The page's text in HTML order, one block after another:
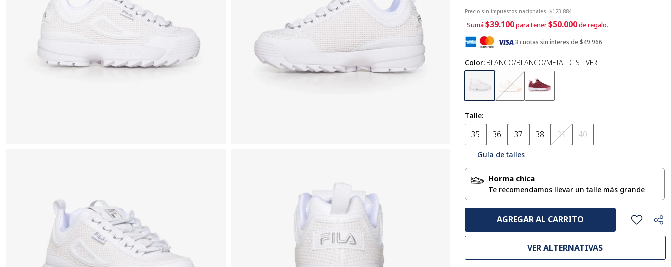
Precio sin impuestos nacionales: $123.884
Sumá$39.100para tener$50.000de regalo.
3 cuotas sin interes de $49.966
Color: BLANCO/BLANCO/METALIC SILVER
Talle
35 36 37 38 39 40
Guía de talles
Horma chica
AGREGAR AL CARRITO
VER ALTERNATIVAS
remera